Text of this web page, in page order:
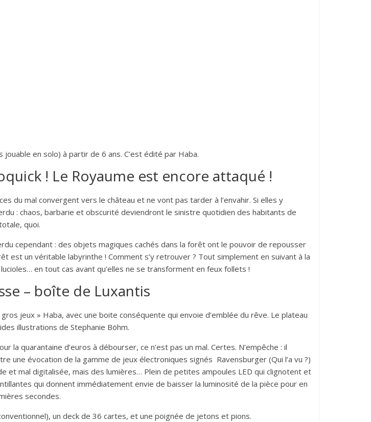
en solo) à partir de 6 ans. C’est édité par Haba.
! Le Royaume est encore attaqué !
du mal convergent vers le château et ne vont pas tarder à l’envahir. Si elles y
: chaos, barbarie et obscurité deviendront le sinistre quotidien des habitants de
quoi.
cependant : des objets magiques cachés dans la forêt ont le pouvoir de repousser
est un véritable labyrinthe ! Comment s’y retrouver ? Tout simplement en suivant à la
en tout cas avant qu’elles ne se transforment en feux follets !
– boîte de Luxantis
jeux » Haba, avec une boite conséquente qui envoie d’emblée du rêve. Le plateau
illustrations de Stephanie Böhm.
quarantaine d’euros à débourser, ce n’est pas un mal. Certes. N’empêche : il
évocation de la gamme de jeux électroniques signés Ravensburger (Qui l’a vu ?)
et mal digitalisée, mais des lumières… Plein de petites ampoules LED qui clignotent et
qui donnent immédiatement envie de baisser la luminosité de la pièce pour en
secondes.
un deck de 36 cartes, et une poignée de jetons et pions.